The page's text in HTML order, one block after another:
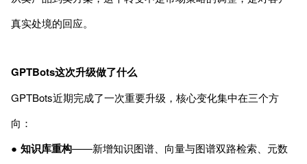
真实处境的回应。
GPTBots这次升级做了什么
GPTBots近期完成了一次重要升级，核心变化集中在三个方
向：
● 知识库重构——新增知识图谱、向量与图谱双路检索、元数